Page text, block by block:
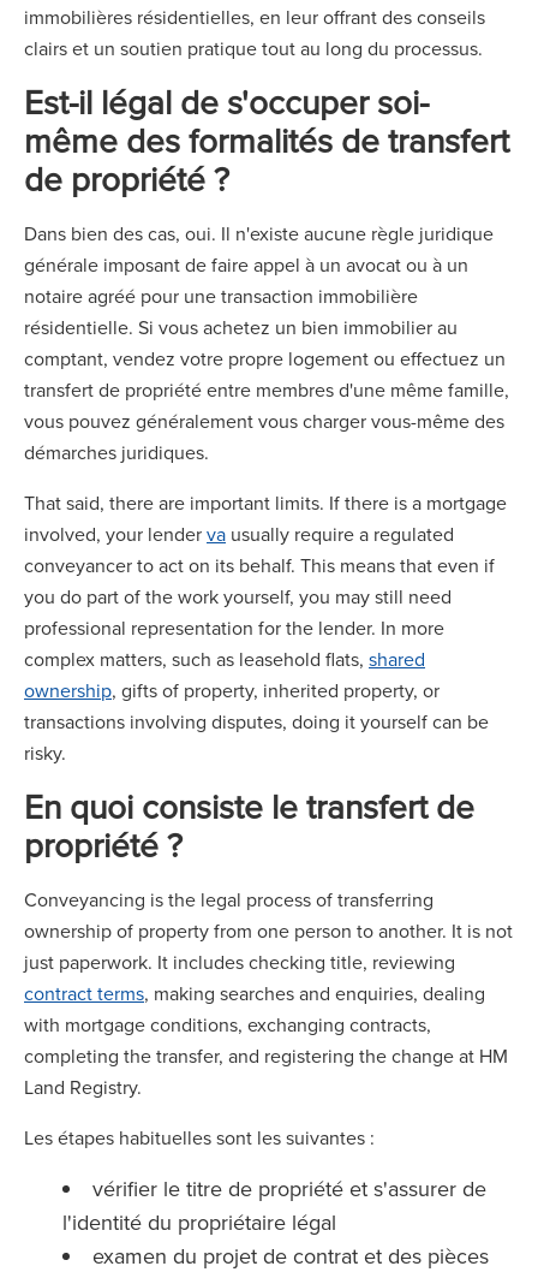
immobilières résidentielles, en leur offrant des conseils
clairs et un soutien pratique tout au long du processus.
Est-il légal de s'occuper soi-
même des formalités de transfert
de propriété ?
Dans bien des cas, oui. Il n'existe aucune règle juridique
générale imposant de faire appel à un avocat ou à un
notaire agréé pour une transaction immobilière
résidentielle. Si vous achetez un bien immobilier au
comptant, vendez votre propre logement ou effectuez un
transfert de propriété entre membres d'une même famille,
vous pouvez généralement vous charger vous-même des
démarches juridiques.
That said, there are important limits. If there is a mortgage
involved, your lenderva usually require a regulated
conveyancer to act on its behalf. This means that even if
you do part of the work yourself, you may still need
professional representation for the lender. In more
complex matters, such as leasehold flats, shared
ownership, gifts of property, inherited property, or
transactions involving disputes, doing it yourself can be
risky.
En quoi consiste le transfert de
propriété ?
Conveyancing is the legal process of transferring
ownership of property from one person to another. It is not
just paperwork. It includes checking title, reviewing
contract terms, making searches and enquiries, dealing
with mortgage conditions, exchanging contracts,
completing the transfer, and registering the change at HM
Land Registry.
Les étapes habituelles sont les suivantes :
vérifier le titre de propriété et s'assurer de
l'identité du propriétaire légal
examen du projet de contrat et des pièces